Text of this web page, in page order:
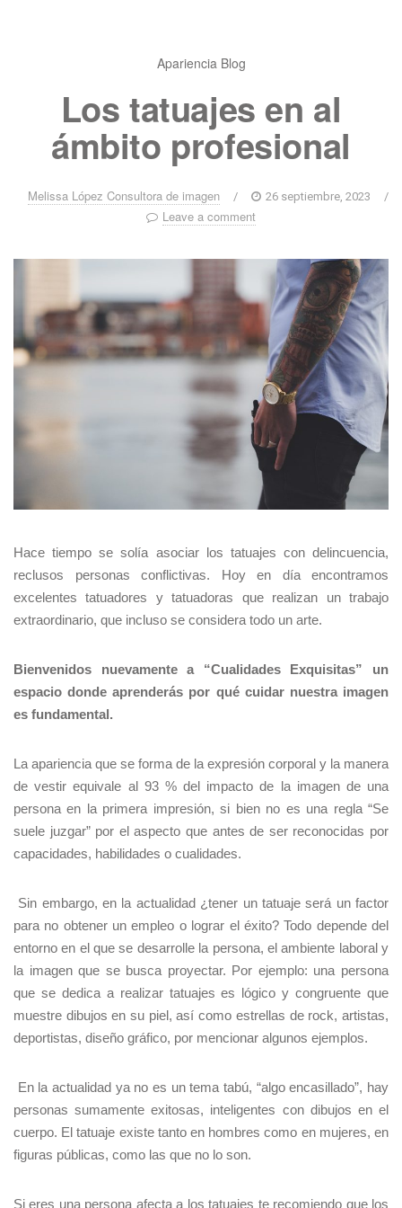
Apariencia Blog
Los tatuajes en al
ámbito profesional
Melissa López Consultora de imagen / 26 septiembre, 2023 /
Leave a comment
Hace tiempo se solía asociar los tatuajes con delincuencia,
reclusos personas conflictivas. Hoy en día encontramos
excelentes tatuadores y tatuadoras que realizan un trabajo
extraordinario, que incluso se considera todo un arte.
Bienvenidos nuevamente a “Cualidades Exquisitas” un
espacio donde aprenderás por qué cuidar nuestra imagen
es fundamental.
La apariencia que se forma de la expresión corporal y la manera
de vestir equivale al 93 % del impacto de la imagen de una
persona en la primera impresión, si bien no es una regla “Se
suele juzgar” por el aspecto que antes de ser reconocidas por
capacidades, habilidades o cualidades.
Sin embargo, en la actualidad ¿tener un tatuaje será un factor
para no obtener un empleo o lograr el éxito? Todo depende del
entorno en el que se desarrolle la persona, el ambiente laboral y
la imagen que se busca proyectar. Por ejemplo: una persona
que se dedica a realizar tatuajes es lógico y congruente que
muestre dibujos en su piel, así como estrellas de rock, artistas,
deportistas, diseño gráfico, por mencionar algunos ejemplos.
En la actualidad ya no es un tema tabú, “algo encasillado”, hay
personas sumamente exitosas, inteligentes con dibujos en el
cuerpo. El tatuaje existe tanto en hombres como en mujeres, en
figuras públicas, como las que no lo son.
Si eres una persona afecta a los tatuajes te recomiendo que los